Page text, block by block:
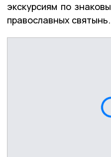
экскурсиям по
православных святынь.